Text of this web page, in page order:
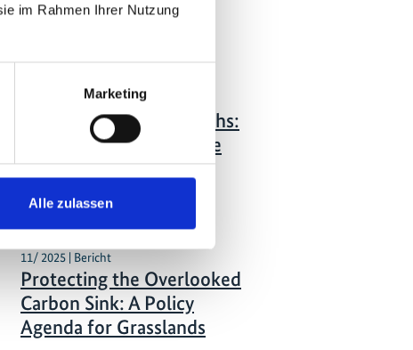
im Rahmen Ihrer Nutzung
Marketing
Alle zulassen
zum
11/ 2025 | Bildungsmaterialien
Grasslands and Savannahs:
The Overlooked Climate
Heroes
Englisch (PDF, 2 MB)
11/ 2025 | Bericht
Protecting the Overlooked
Carbon Sink: A Policy
Agenda for Grasslands